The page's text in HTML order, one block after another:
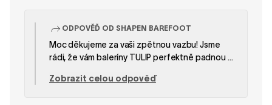
ODPOVĚĎ OD SHAPEN BAREFOOT
Moc děkujeme za vaši zpětnou vazbu! Jsme
rádi, že vám baleríny TULIP perfektně padnou a
každodenní nošení, tak pro zvláštní příležitosti.
Zobrazit celou odpověď